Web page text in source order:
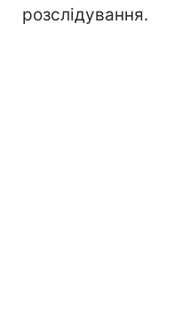
розслідування.